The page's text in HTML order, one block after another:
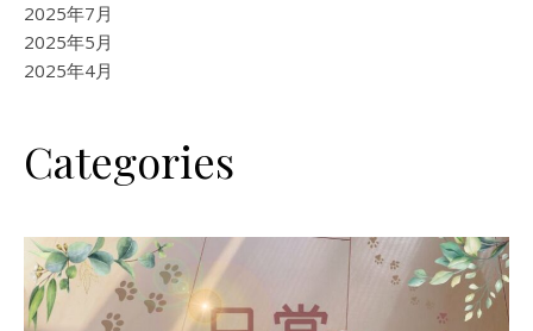
2025年7月
2025年5月
2025年4月
Categories